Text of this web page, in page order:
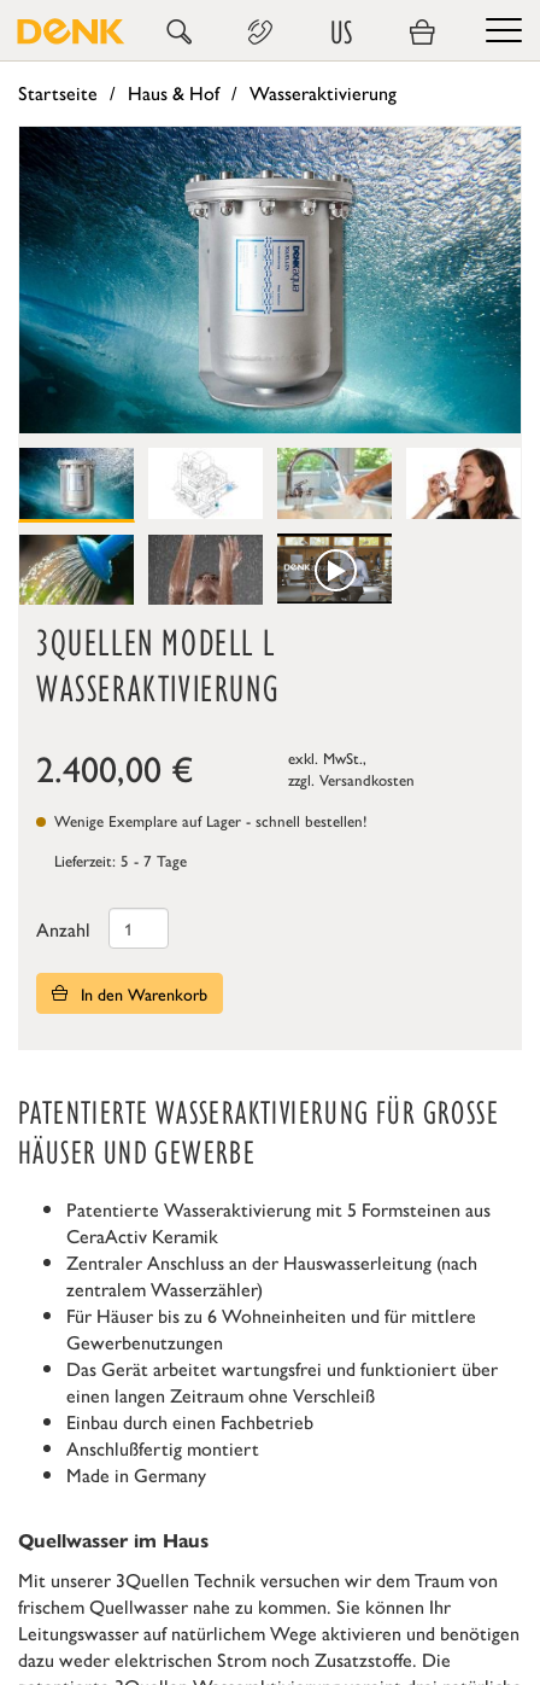
US
Startseite Haus & Hof Wasseraktivierung
3QUELLEN MODELL L
WASSERAKTIVIERUNG
2.400,00 €
exkl. MwSt.,
zzgl. Versandkosten
Wenige Exemplare auf Lager - schnell bestellen!
Lieferzeit: 5 - 7 Tage
Anzahl
In den Warenkorb
PATENTIERTE WASSERAKTIVIERUNG FÜR GROSSE H
ÄUSER UND GEWERBE
Patentierte Wasseraktivierung mit 5 Formsteinen aus
CeraActiv Keramik
Zentraler Anschluss an der Hauswasserleitung (nach
zentralem Wasserzähler)
Für Häuser bis zu 6 Wohneinheiten und für mittlere
Gewerbenutzungen
Das Gerät arbeitet wartungsfrei und funktioniert über
einen langen Zeitraum ohne Verschleiß
Einbau durch einen Fachbetrieb
Anschlußfertig montiert
Made in Germany
Quellwasser im Haus
Mit unserer 3Quellen Technik versuchen wir dem Traum von
frischem Quellwasser nahe zu kommen. Sie können Ihr
Leitungswasser auf natürlichem Wege aktivieren und benötigen
dazu weder elektrischen Strom noch Zusatzstoffe. Die